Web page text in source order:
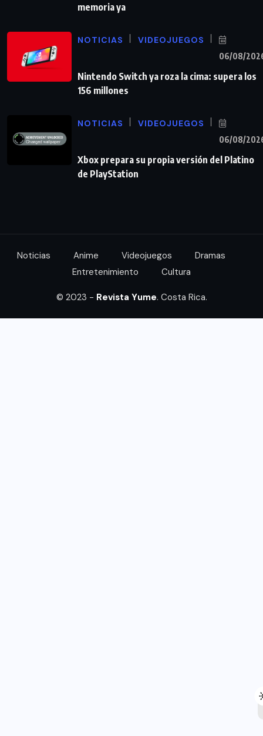
memoria ya
NOTICIAS VIDEOJUEGOS
06/08/
Nintendo Switch ya roza la cima: supera los
156 millones
NOTICIAS VIDEOJUEGOS
06/08/
Xbox prepara su propia versión del Platino
de PlayStation
Noticias Anime Videojuegos
Dramas
Entretenimiento
Cultura
© 2023 - Revista Yume. Costa Rica.